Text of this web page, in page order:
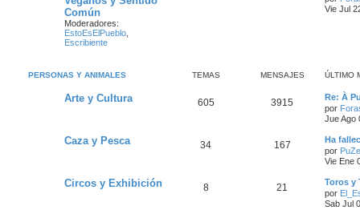
Común
Moderadores:
EstoEsElPueblo
Escribiente
Vie Jul
PERSONAS Y ANIMALES TEMAS MENSAJES ÚLTIMO
Arte y Cultura 605 3915
Re: À
por
Jue Ago
Caza y Pesca 34 167
Ha
por
Vie Ene
Circos y Exhibición 8 21
Toros y
por
Sab Jul